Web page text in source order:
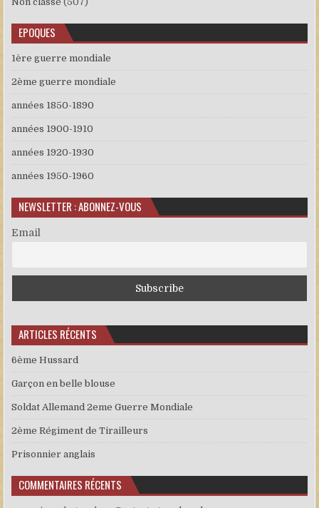
EPOQUES
1ère guerre mondiale
2ème guerre mondiale
années 1850-1890
années 1900-1910
années 1920-1930
années 1950-1960
NEWSLETTER : ABONNEZ-VOUS
Email
ARTICLES RÉCENTS
6ème Hussard
Garçon en belle blouse
Soldat Allemand 2eme Guerre Mondiale
2ème Régiment de Tirailleurs
Prisonnier anglais
COMMENTAIRES RÉCENTS